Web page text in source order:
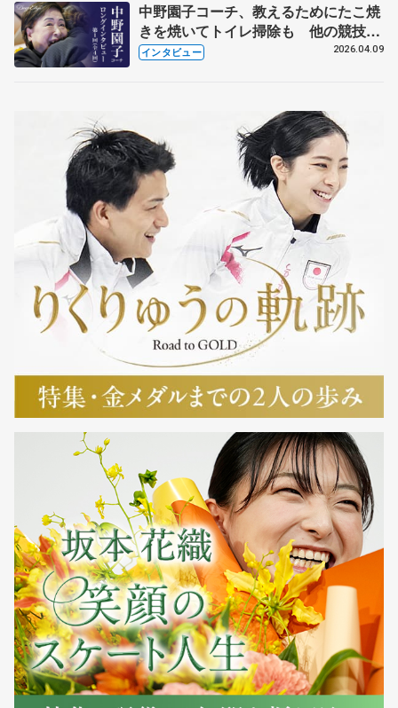
中野園子コーチ、教えるためにたこ焼
きを焼いてトイレ掃除も 他の競技に
も通用するという坂本花織の筋肉
インタビュー 2026.04.09